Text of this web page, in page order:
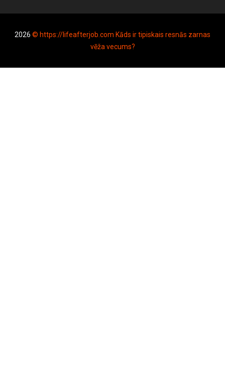
2026 © https://lifeafterjob.com Kāds ir tipiskais resnās zarnas
vēža vecums?